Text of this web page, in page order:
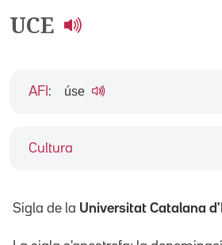
UCE
Cultura
AFI : úse
Sigla de la Universitat Catalana